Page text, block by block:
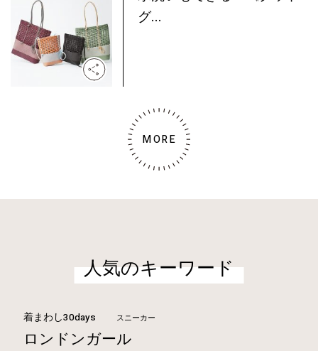
グ...
MORE
人気のキーワード
着まわし30days スニーカー
ロンドンガール